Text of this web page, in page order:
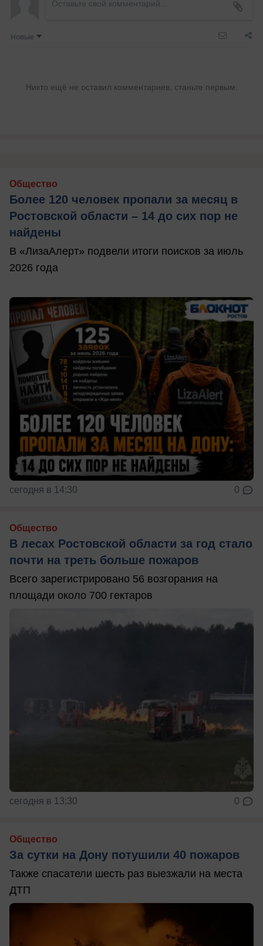
Новые
Никто ещё не оставил комментариев, станьте первым.
Общество
Более 120 человек пропали за месяц в
Ростовской области – 14 до сих пор не
найдены
В «ЛизаАлерт» подвели итоги поисков за июль
2026 года
сегодня в 14:30 0
Общество
В лесах Ростовской области за год стало
почти на треть больше пожаров
Всего зарегистрировано 56 возгорания на
площади около 700 гектаров
сегодня в 13:30 0
Общество
За сутки на Дону потушили 40 пожаров
Также спасатели шесть раз выезжали на места
ДТП